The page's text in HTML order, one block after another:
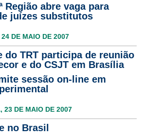
Região abre vaga para
juízes substitutos
DE MAIO DE 2007
do TRT participa de reunião
e do CSJT em Brasília
sessão on-line em
23 DE MAIO DE 2007
no Brasil